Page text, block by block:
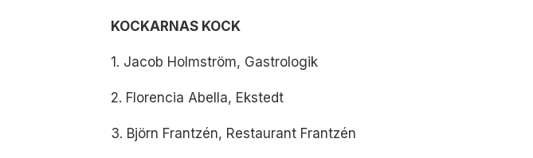
KOCKARNAS KOCK
1. Jacob Holmström, Gastrologik
2. Florencia Abella, Ekstedt
3. Björn Frantzén, Restaurant Frantzén